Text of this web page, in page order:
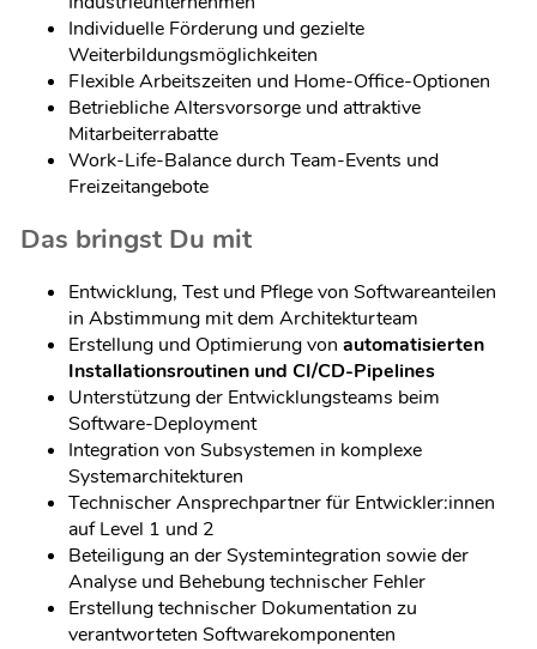
Individuelle Förderung und gezielte
Weiterbildungsmöglichkeiten
Flexible Arbeitszeiten und Home-Office-Optionen
Betriebliche Altersvorsorge und attraktive
Mitarbeiterrabatte
Work-Life-Balance durch Team-Events und
Freizeitangebote
Das bringst Du mit
Entwicklung, Test und Pflege von Softwareanteilen
in Abstimmung mit dem Architekturteam
Erstellung und Optimierung von automatisierten
Installationsroutinen und CI/CD-Pipelines
Unterstützung der Entwicklungsteams beim
Software-Deployment
Integration von Subsystemen in komplexe
Systemarchitekturen
Technischer Ansprechpartner für Entwickler:innen
auf Level 1 und 2
Beteiligung an der Systemintegration sowie der
Analyse und Behebung technischer Fehler
Erstellung technischer Dokumentation zu
verantworteten Softwarekomponenten